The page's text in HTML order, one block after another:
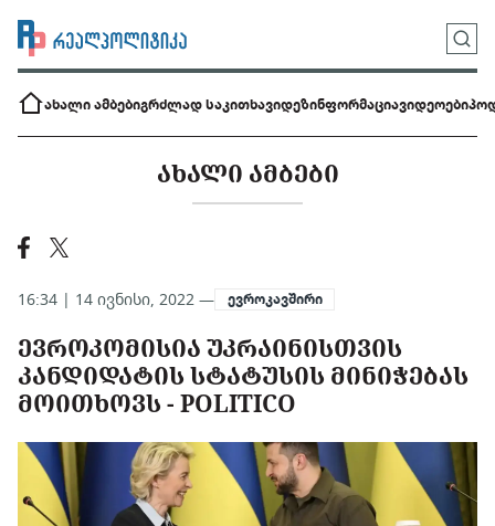
ახალი ამბებიგრძლად საკითხავიდეზინფორმაციავიდეოები
ᲐᲮᲐᲚᲘ ᲐᲛᲑᲔᲑᲘ
16:34 | 14 ივნისი, 2022 — ევროკავშირი
ᲔᲕᲠᲝᲙᲝᲛᲘᲡᲘᲐ ᲣᲙᲠᲐᲘᲜᲘᲡᲗᲕᲘᲡ
ᲙᲐᲜᲓᲘᲓᲐᲢᲘᲡ ᲡᲢᲐᲢᲣᲡᲘᲡ ᲛᲘᲜᲘᲭᲔᲑᲐᲡ
ᲛᲝᲘᲗᲮᲝᲕᲡ - POLITICO